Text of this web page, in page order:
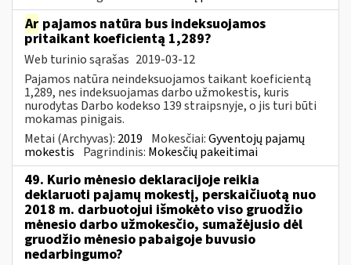
Ar pajamos natūra bus indeksuojamos
pritaikant koeficientą 1,289?
Web turinio sąrašas 2019-03-12
Pajamos natūra neindeksuojamos taikant koeficientą
1,289, nes indeksuojamas darbo užmokestis, kuris
nurodytas Darbo kodekso 139 straipsnyje, o jis turi būti
mokamas pinigais.
Metai (Archyvas): 2019 Mokesčiai:Gyventojų pajamų
mokestis Pagrindinis: Mokesčių pakeitimai
49. Kurio mėnesio deklaracijoje reikia
deklaruoti pajamų mokestį, perskaičiuotą nuo
2018 m. darbuotojui išmokėto viso gruodžio
mėnesio darbo užmokesčio, sumažėjusio dėl
gruodžio mėnesio pabaigoje buvusio
nedarbingumo?